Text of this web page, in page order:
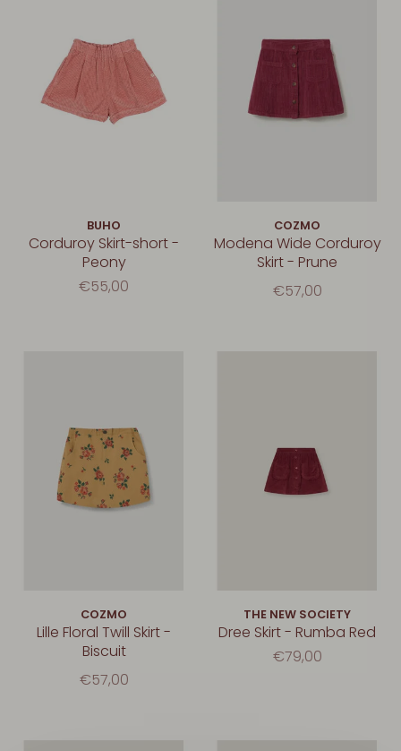
BUHO
Corduroy Skirt-short -
Peony
€55,00
COZMO
Modena Wide Corduroy
Skirt - Prune
€57,00
COZMO
Lille Floral Twill Skirt -
Biscuit
€57,00
THE NEW SOCIETY
Dree Skirt - Rumba Red
€79,00